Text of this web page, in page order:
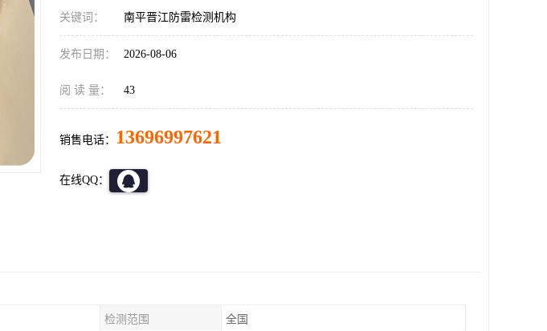
关键词： 南平晋江防雷检测机构
发布日期： 2026-08-06
阅 读 量： 43
销售电话： 13696997621
在线QQ：
检测范围 全国